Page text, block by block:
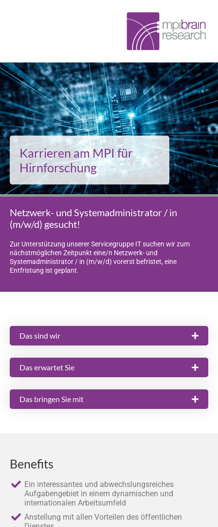
Karrieren am MPI für
Hirnforschung
Netzwerk- und Systemadministrator / in
(m/w/d) gesucht!
Zur Unterstützung unserer Servicegruppe IT suchen wir zum
nächstmöglichen Zeitpunkt eine/n Netzwerk- und
Systemadministrator / in (m/w/d) vorerst befristet, eine
Entfristung ist geplant.
Das sind wir
Das erwartet Sie
Das bringen Sie mit
Benefits
Ein interessantes und abwechslungsreiches
Aufgabengebiet in einem dynamischen und
internationalen Arbeitsumfeld
Anstellung mit allen Vorteilen des öffentlichen